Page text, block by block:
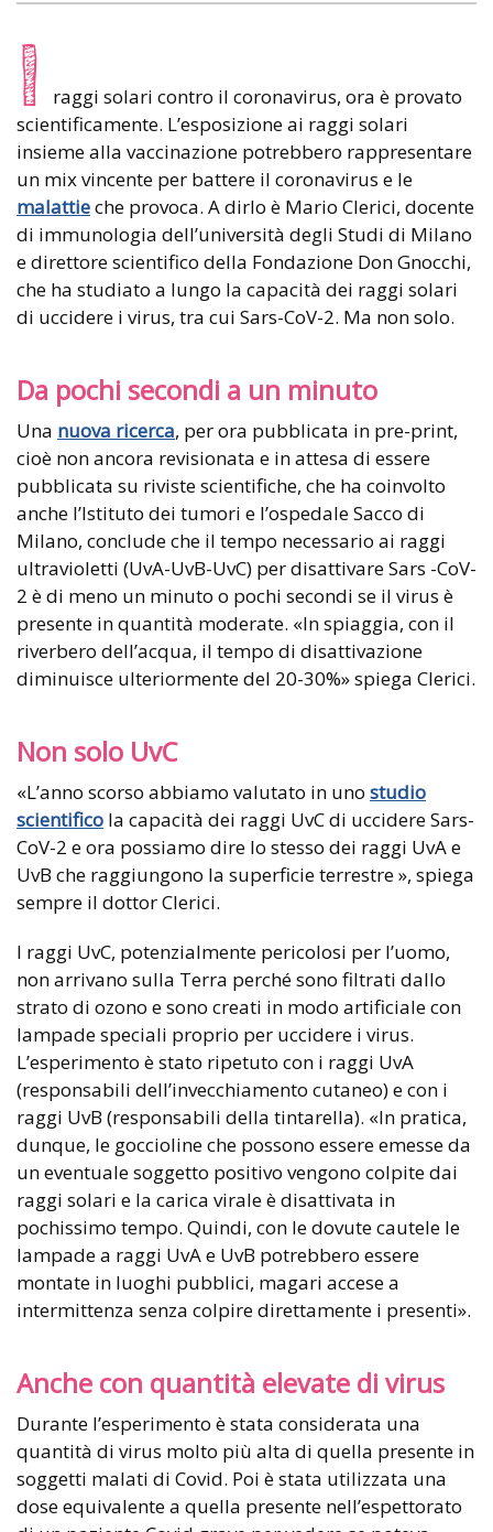
I
raggi solari contro il coronavirus, ora è provato
scientificamente. L’esposizione ai raggi solari
insieme alla vaccinazione potrebbero rappresentare
un mix vincente per battere il coronavirus e le
malattieche provoca. A dirlo è Mario Clerici, docente
di immunologia dell’università degli Studi di Milano
e direttore scientifico della Fondazione Don Gnocchi,
che ha studiato a lungo la capacità dei raggi solari
di uccidere i virus, tra cui Sars-CoV-2. Ma non solo.
Da pochi secondi a un minuto
Una nuova ricerca, per ora pubblicata in pre-print,
cioè non ancora revisionata e in attesa di essere
pubblicata su riviste scientifiche, che ha coinvolto
anche l’Istituto dei tumori e l’ospedale Sacco di
Milano, conclude che il tempo necessario ai raggi
ultravioletti (UvA-UvB-UvC) per disattivare Sars -CoV-
2 è di meno un minuto o pochi secondi se il virus è
presente in quantità moderate. «In spiaggia, con il
riverbero dell’acqua, il tempo di disattivazione
diminuisce ulteriormente del 20-30%» spiega Clerici.
Non solo UvC
«L’anno scorso abbiamo valutato in uno studio
scientifico la capacità dei raggi UvC di uccidere Sars-
CoV-2 e ora possiamo dire lo stesso dei raggi UvA e
UvB che raggiungono la superficie terrestre », spiega
sempre il dottor Clerici.
I raggi UvC, potenzialmente pericolosi per l’uomo,
non arrivano sulla Terra perché sono filtrati dallo
strato di ozono e sono creati in modo artificiale con
lampade speciali proprio per uccidere i virus.
L’esperimento è stato ripetuto con i raggi UvA
(responsabili dell’invecchiamento cutaneo) e con i
raggi UvB (responsabili della tintarella). «In pratica,
dunque, le goccioline che possono essere emesse da
un eventuale soggetto positivo vengono colpite dai
raggi solari e la carica virale è disattivata in
pochissimo tempo. Quindi, con le dovute cautele le
lampade a raggi UvA e UvB potrebbero essere
montate in luoghi pubblici, magari accese a
intermittenza senza colpire direttamente i presenti».
Anche con quantità elevate di virus
Durante l’esperimento è stata considerata una
quantità di virus molto più alta di quella presente in
soggetti malati di Covid. Poi è stata utilizzata una
dose equivalente a quella presente nell’espettorato